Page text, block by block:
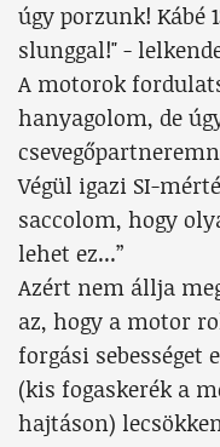
úgy porzunk! Kábé
slunggal!" -
A motorok
hanyagolom, de
Végül igazi SI-
saccolom, hogy
lehet ez...”
Azért nem állja
az, hogy a motor
forgási sebességet
(kis fogaskerék a
hajtáson)